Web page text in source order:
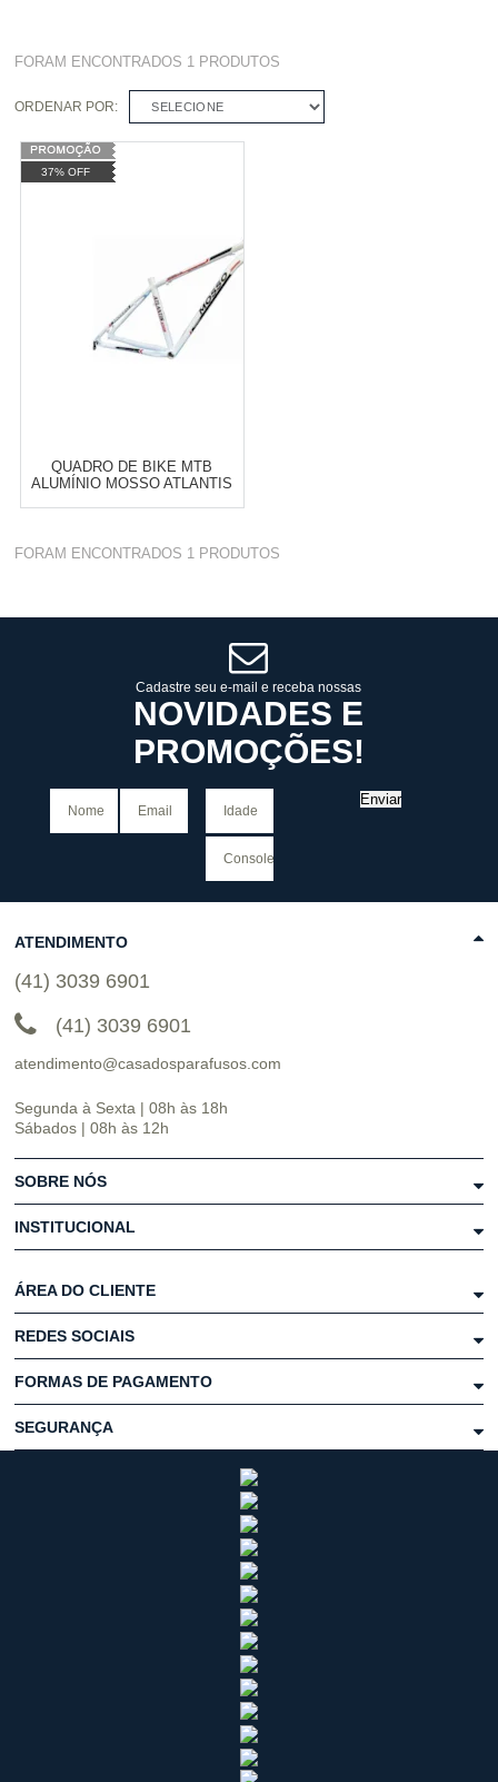
FORAM ENCONTRADOS 1 PRODUTOS
ORDENAR POR: SELECIONE
37% OFF
QUADRO DE BIKE MTB
ALUMÍNIO MOSSO ATLANTIS
Varejo: R$ 4.050,70
10 x de R$ 255,09
FORAM ENCONTRADOS 1 PRODUTOS
Cadastre seu e-mail e receba nossas
NOVIDADES E
PROMOÇÕES!
Enviar
ATENDIMENTO
(41) 3039 6901
(41) 3039 6901
atendimento@casadosparafusos.com
Segunda à Sexta | 08h às 18h
Sábados | 08h às 12h
SOBRE NÓS
INSTITUCIONAL
ÁREA DO CLIENTE
REDES SOCIAIS
FORMAS DE PAGAMENTO
SEGURANÇA